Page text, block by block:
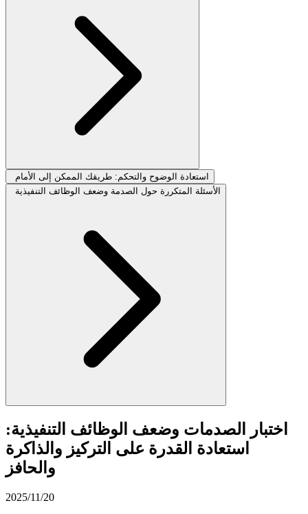
استعادة الوضوح والتحكم: طريقك الممكن إلى الأمام
الأسئلة المتكررة حول الصدمة وضعف الوظائف التنفيذية
اختبار الصدمات وضعف الوظائف التنفيذية:
استعادة القدرة على التركيز والذاكرة
والحافز
2025/11/20